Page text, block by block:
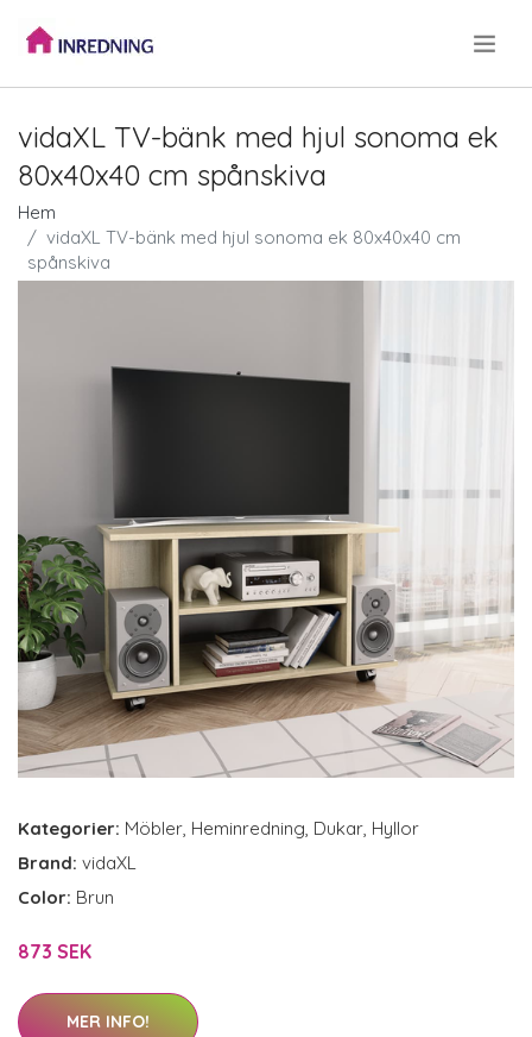
vidaXL TV-bänk med hjul sonoma ek
80x40x40 cm spånskiva
Hem
vidaXL TV-bänk med hjul sonoma ek 80x40x40 cm
spånskiva
Kategorier: Möbler, Heminredning, Dukar, Hyllor
Brand: vidaXL
Color: Brun
873 SEK
MER INFO!